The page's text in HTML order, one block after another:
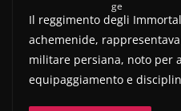
Il reggimento degli
achemenide,
militare persiana, noto per
equipaggiamento e